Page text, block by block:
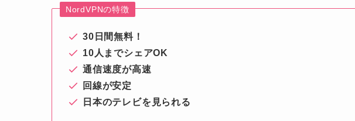
NordVPNの特徴
30日間無料！
10人までシェアOK
通信速度が高速
回線が安定
日本のテレビを見られる